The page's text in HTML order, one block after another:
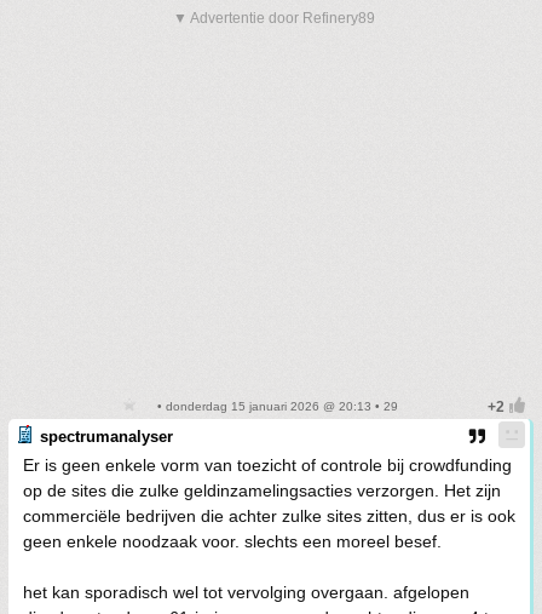
▼ Advertentie door Refinery89
• donderdag 15 januari 2026 @ 20:13 • 29
spectrumanalyser
Er is geen enkele vorm van toezicht of controle bij crowdfunding
op de sites die zulke geldinzamelingsacties verzorgen. Het zijn
commerciële bedrijven die achter zulke sites zitten, dus er is ook
geen enkele noodzaak voor. slechts een moreel besef.
het kan sporadisch wel tot vervolging overgaan. afgelopen